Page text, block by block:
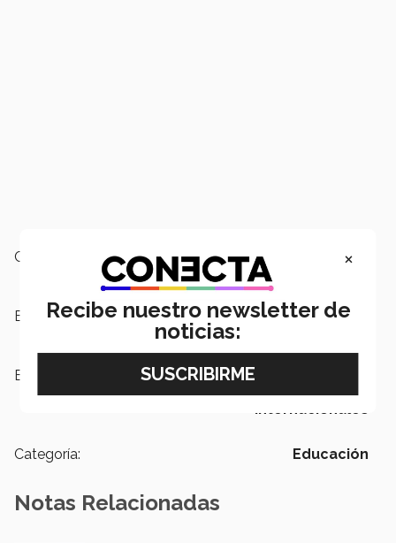
Campus: San Luis Potosí
Escuelas: Negocios
Etiquetas:
Misión Comercial Colombia,
Semestre i, Negocios
Internacionales
Categoría: Educación
Notas Relacionadas
×
Recibe nuestro newsletter de
noticias: